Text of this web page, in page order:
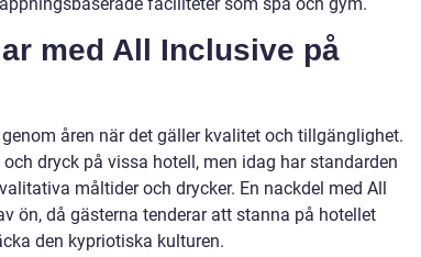
med All Inclusive på
åren när det gäller kvalitet och tillgänglighet.
dryck på vissa hotell, men idag har standarden
måltider och drycker. En nackdel med All
ön, då gästerna tenderar att stanna på hotellet
den kypriotiska kulturen.